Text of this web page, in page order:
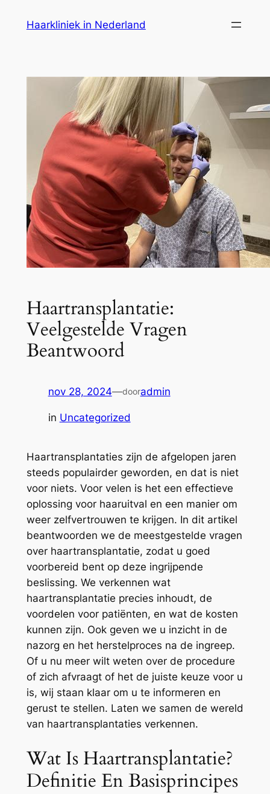
Haarkliniek in Nederland
Haartransplantatie:
Veelgestelde Vragen
Beantwoord
nov 28, 2024—dooradmin
in Uncategorized
Haartransplantaties zijn de afgelopen jaren
steeds populairder geworden, en dat is niet
voor niets. Voor velen is het een effectieve
oplossing voor haaruitval en een manier om
weer zelfvertrouwen te krijgen. In dit artikel
beantwoorden we de meestgestelde vragen
over haartransplantatie, zodat u goed
voorbereid bent op deze ingrijpende
beslissing. We verkennen wat
haartransplantatie precies inhoudt, de
voordelen voor patiënten, en wat de kosten
kunnen zijn. Ook geven we u inzicht in de
nazorg en het herstelproces na de ingreep.
Of u nu meer wilt weten over de procedure
of zich afvraagt of het de juiste keuze voor u
is, wij staan klaar om u te informeren en
gerust te stellen. Laten we samen de wereld
van haartransplantaties verkennen.
Wat Is Haartransplantatie?
Definitie En Basisprincipes